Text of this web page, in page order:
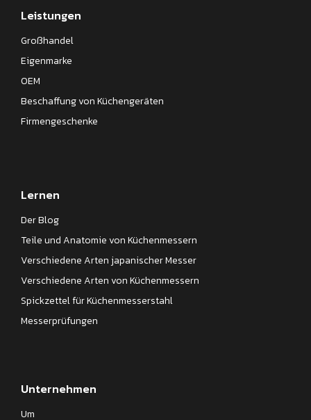
Leistungen
Großhandel
Eigenmarke
OEM
Beschaffung von Küchengeräten
Firmengeschenke
Lernen
Der Blog
Teile und Anatomie von Küchenmessern
Verschiedene Arten japanischer Messer
Verschiedene Arten von Küchenmessern
Spickzettel für Küchenmesserstahl
Messerprüfungen
Unternehmen
Um